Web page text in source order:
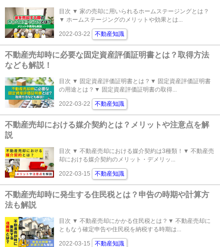
目次 ▼ 家の売却に用いられるホームステージングとは？
▼ ホームステージングのメリットや効果とは...
2022-03-22 不動産知識
不動産売却時に必要な固定資産評価証明書とは？取得方法
なども解説！
目次 ▼ 固定資産評価証明書とは？▼ 固定資産評価証明書
の用途とは？▼ 固定資産評価証明書の取得...
2022-03-22 不動産知識
不動産売却における媒介契約とは？メリットや注意点を解
説
目次 ▼ 不動産売却における媒介契約は3種類！▼ 不動産売
却における媒介契約のメリット・デメリッ...
2022-03-15 不動産知識
不動産売却時に発生する住民税とは？申告の時期や計算方
法も解説
目次 ▼ 不動産売却にかかる住民税とは？▼ 不動産売却に
ともなう確定申告や住民税を納税する時期は...
2022-03-15 不動産知識